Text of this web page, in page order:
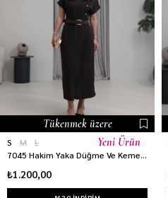
Tükenmek üzere
S M
L
7045 Hakim Yaka Düğme Ve Kemerli Linda Elbise KAHVE
₺1.200,00
Yeni Ürün